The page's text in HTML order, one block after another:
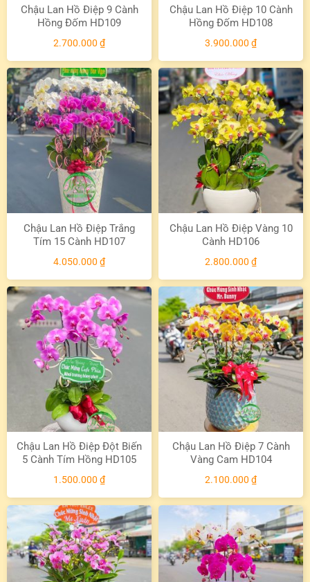
Chậu Lan Hồ Điệp 9 Cành
Hồng Đốm HD109
2.700.000 ₫
Chậu Lan Hồ Điệp 10 Cành
Hồng Đốm HD108
3.900.000 ₫
Chậu Lan Hồ Điệp Trắng
Tím 15 Cành HD107
4.050.000 ₫
Chậu Lan Hồ Điệp Vàng 10
Cành HD106
2.800.000 ₫
Chậu Lan Hồ Điệp Đột Biến
5 Cành Tím Hồng HD105
1.500.000 ₫
Chậu Lan Hồ Điệp 7 Cành
Vàng Cam HD104
2.100.000 ₫